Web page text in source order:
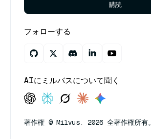
購読
フォローする
AIにミルバスについて聞く
著作権 © Milvus. 2026 全著作権所有。